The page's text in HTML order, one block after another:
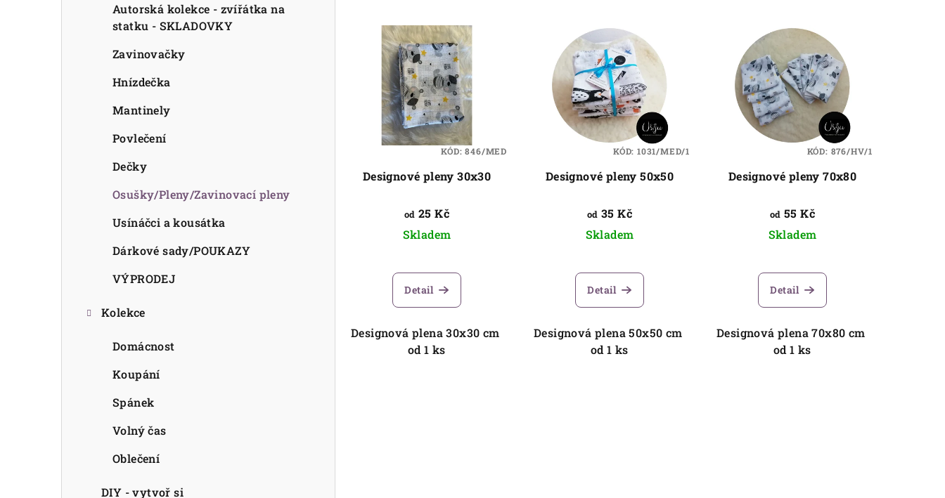
Autorská kolekce - zvířátka na
statku - SKLADOVKY
Zavinovačky
Hnízdečka
Mantinely
Povlečení
Dečky
Osušky/Pleny/Zavinovací pleny
Usínáčci a kousátka
Dárkové sady/POUKAZY
VÝPRODEJ
Kolekce
Domácnost
Koupání
Spánek
Volný čas
Oblečení
DIY - vytvoř si
Designové pleny 30x30
od 25 Kč
Skladem
Detail
Designová plena 30x30 cm
od 1 ks
KÓD:846/MED
Designové pleny 50x50
od 35 Kč
Skladem
Detail
Designová plena 50x50 cm
od 1 ks
KÓD: 1031/MED/1
Designové pleny 70x80
od 55 Kč
Skladem
Detail
Designová plena 70x80 cm
od 1 ks
KÓD: 876/HV/1